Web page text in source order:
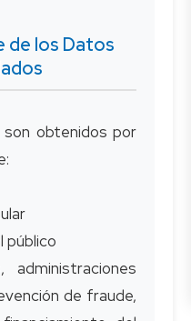
de los Datos
obtenidos por
público
de fraude,